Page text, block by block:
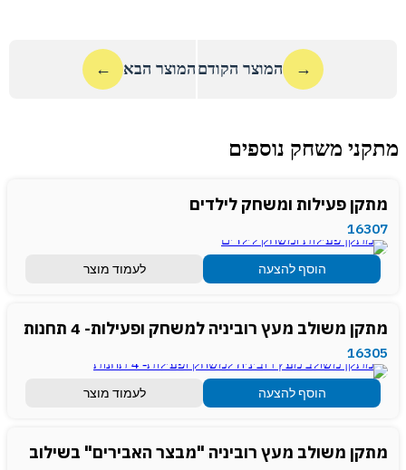
→ המוצר הקודם המוצר הבא ←
מתקני משחק נוספים
מתקן פעילות ומשחק לילדים
16307
הוסף להצעה לעמוד מוצר
מתקן משולב מעץ רוביניה למשחק ופעילות- 4 תחנות
16305
הוסף להצעה לעמוד מוצר
מתקן משולב מעץ רוביניה "מבצר האבירים" בשילוב